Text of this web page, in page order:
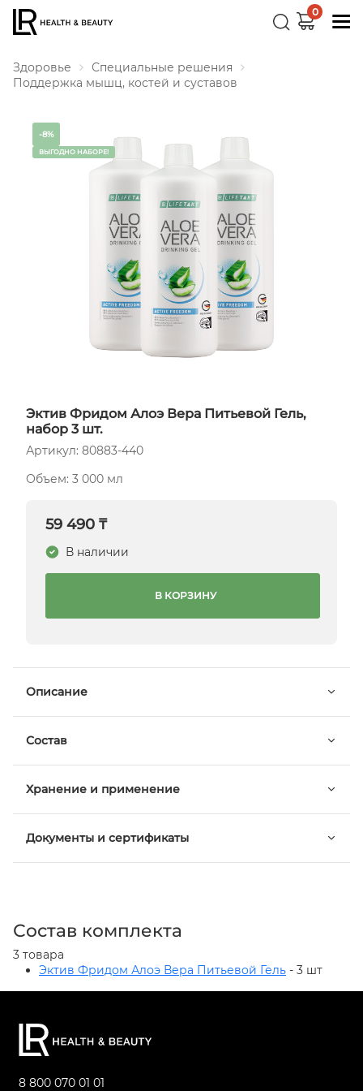
0
Здоровье
Специальные решения
Поддержка мышц, костей и суставов
-8%
ВЫГОДНО НАБОРЕ!
Эктив Фридом Алоэ Вера Питьевой Гель,
набор 3 шт.
Артикул: 80883-440
Объем: 3 000 мл
59 490 ₸
В наличии
В КОРЗИНУ
Описание
Состав
Хранение и применение
Документы и сертификаты
Состав комплекта
3 товара
Эктив Фридом Алоэ Вера Питьевой Гель - 3 шт
8 800 070 01 01